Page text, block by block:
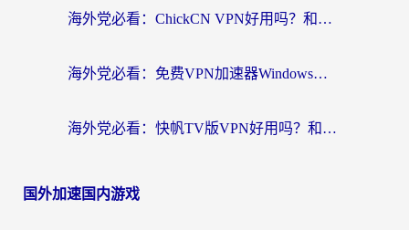
海外党必看：ChickCN VPN好用吗？和星河VPN对比哪个回国效果更好？附真实体验+避坑指南
海外党必看：免费VPN加速器Windows版怎么选？附真实测评与无缝访问国内资源指南
海外党必看：快帆TV版VPN好用吗？和hi龟龟VPN对比哪个回国效果更好？附免费加速器选择指南
国外加速国内游戏